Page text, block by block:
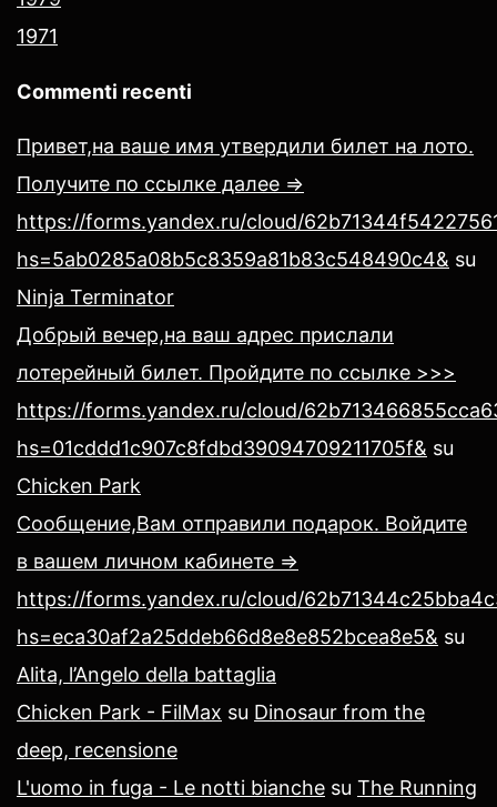
1971
Commenti recenti
Привет,на ваше имя утвердили билет на лото.
Получите по ссылке далее =>
https://forms.yandex.ru/cloud/
hs=5ab0285a08b5c8359a81b83c548490c4& su
Ninja Terminator
Добрый вечер,на ваш адрес прислали
лотерейный билет. Пройдите по ссылке >>>
https://forms.yandex.ru/cloud/
hs=01cddd1c907c8fdbd39094709211705f& su
Chicken Park
Сообщение,Вам отправили подарок. Войдите
в вашем личном кабинете =>
https://forms.yandex.ru/cloud/
hs=eca30af2a25ddeb66d8e8e852bcea8e5& su
Alita, l’Angelo della battaglia
Chicken Park - FilMax su Dinosaur from the
deep, recensione
L'uomo in fuga - Le notti bianche su The Running